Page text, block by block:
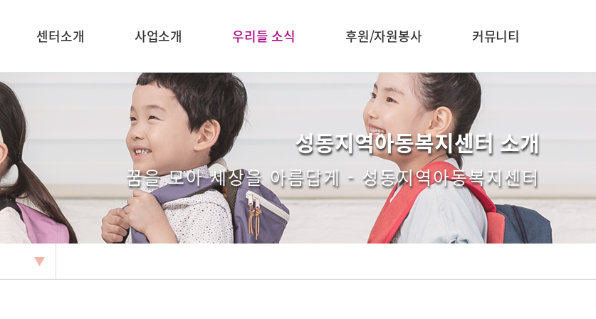
센터소개 사업소개 우리들 소식 후원/자원봉사 커뮤니티
성동지역아동복지센터 소개
꿈을 모아 세상을 아름답게 - 성동지역아동복지센터